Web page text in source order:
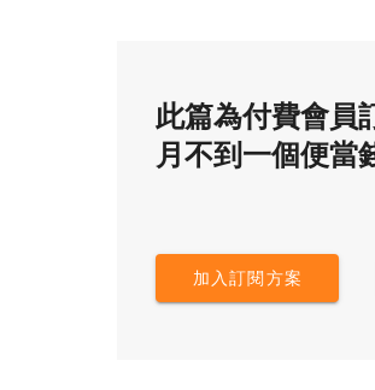
此篇為付費會員
月不到一個便當
加入訂閱方案